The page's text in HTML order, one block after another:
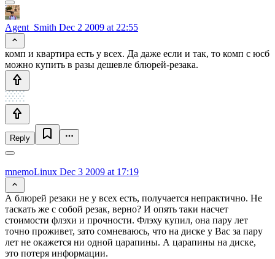
Agent_Smith Dec 2 2009 at 22:55
комп и квартира есть у всех. Да даже если и так, то комп с юсб
можно купить в разы дешевле блюрей-резака.
Reply
mnemoLinux Dec 3 2009 at 17:19
А блюрей резаки не у всех есть, получается непрактично. Не
таскать же с собой резак, верно? И опять таки насчет
стоимости флэхи и прочности. Флэху купил, она пару лет
точно проживет, зато сомневаюсь, что на диске у Вас за пару
лет не окажется ни одной царапины. А царапины на диске,
это потеря информации.